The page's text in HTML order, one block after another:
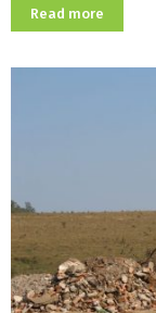
Read more